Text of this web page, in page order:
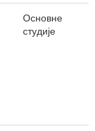
Основне
студије